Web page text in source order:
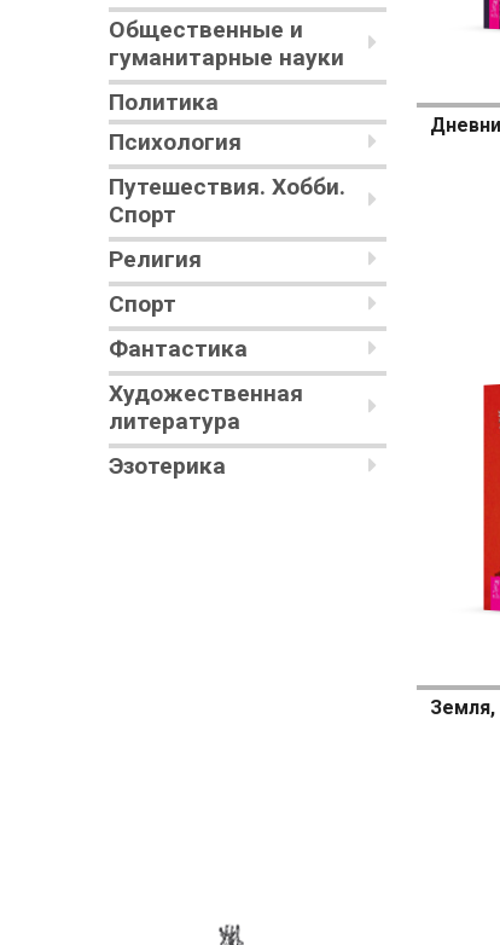
Общественные и
гуманитарные науки
Политика
Психология
Путешествия. Хобби.
Спорт
Религия
Спорт
Фантастика
Художественная
литература
Эзотерика